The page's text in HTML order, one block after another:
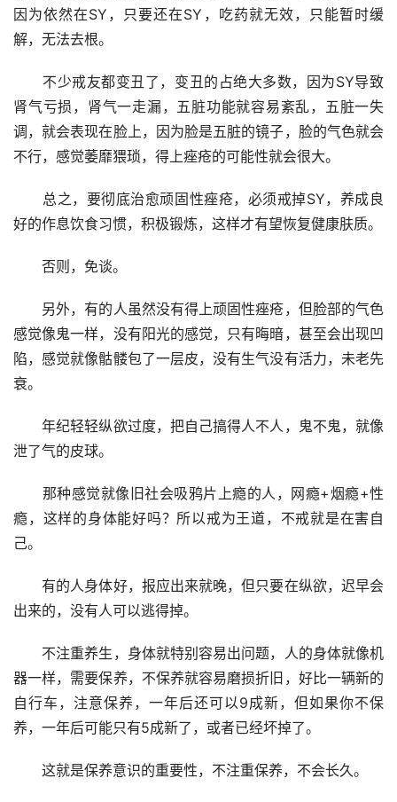
因为依然在SY，只要还在SY，吃药就无效，只能暂时缓
解，无法去根。
不少戒友都变丑了，变丑的占绝大多数，因为SY导致
肾气亏损，肾气一走漏，五脏功能就容易紊乱，五脏一失
调，就会表现在脸上，因为脸是五脏的镜子，脸的气色就会
不行，感觉萎靡猥琐，得上痤疮的可能性就会很大。
总之，要彻底治愈顽固性痤疮，必须戒掉SY，养成良
好的作息饮食习惯，积极锻炼，这样才有望恢复健康肤质。
否则，免谈。
另外，有的人虽然没有得上顽固性痤疮，但脸部的气色
感觉像鬼一样，没有阳光的感觉，只有晦暗，甚至会出现凹
陷，感觉就像骷髅包了一层皮，没有生气没有活力，未老先
衰。
年纪轻轻纵欲过度，把自己搞得人不人，鬼不鬼，就像
泄了气的皮球。
那种感觉就像旧社会吸鸦片上瘾的人，网瘾+烟瘾+性
瘾，这样的身体能好吗？所以戒为王道，不戒就是在害自
己。
有的人身体好，报应出来就晚，但只要在纵欲，迟早会
出来的，没有人可以逃得掉。
不注重养生，身体就特别容易出问题，人的身体就像机
器一样，需要保养，不保养就容易磨损折旧，好比一辆新的
自行车，注意保养，一年后还可以9成新，但如果你不保
养，一年后可能只有5成新了，或者已经坏掉了。
这就是保养意识的重要性，不注重保养，不会长久。